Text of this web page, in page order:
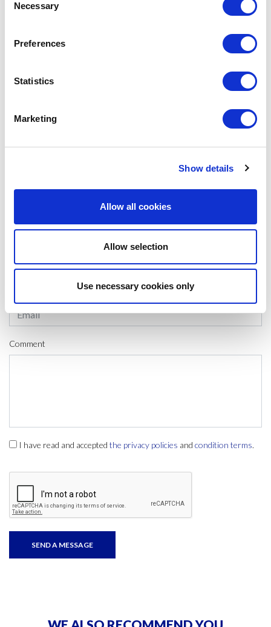
Selection
Necessary
Preferences
Statistics
Marketing
Show details
Allow all cookies
Allow selection
Use necessary cookies only
Director of ESCI-UPF
Professor of History and Economic Institutions at the
#CLIPPING
LEAVE A MESSAGE
Comment
I have read and accepted the privacy policies and condition terms.